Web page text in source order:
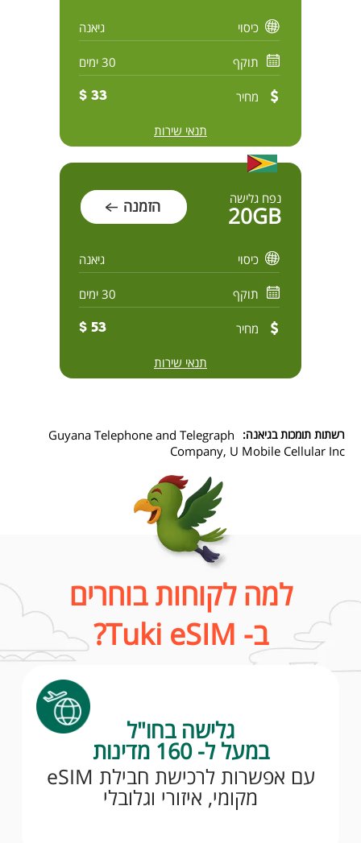
כיסוי גיאנה
תוקף 30 ימים
מחיר 33 $
תנאי שירות
נפח גלישה
20GB הזמנה
כיסוי גיאנה
תוקף 30 ימים
מחיר 53 $
תנאי שירות
רשתות תומכות בגיאנה:
Guyana Telephone and Telegraph
Company, U Mobile Cellular Inc
למה לקוחות בוחרים
ב- Tuki eSIM?
גלישה בחו"ל
במעל ל- 160 מדינות
עם אפשרות לרכישת חבילת eSIM
מקומי, איזורי וגלובלי